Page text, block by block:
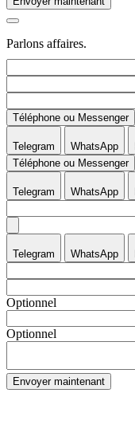
Parlons affaires.
Téléphone ou Messenger
Telegram WhatsApp
Téléphone ou Messenger
Telegram WhatsApp
Telegram WhatsApp
Optionnel
Optionnel
Envoyer maintenant